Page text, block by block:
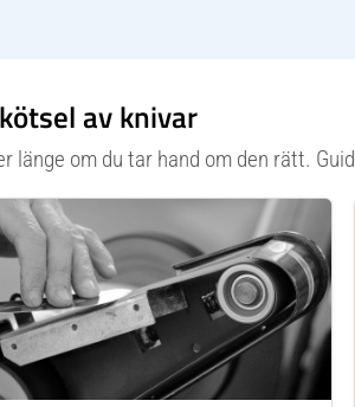
av knivar
länge om du tar hand om den rätt.